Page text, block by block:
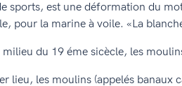
sports, est une déformation du
pour la marine à voile. «La
milieu du 19 éme sicècle, les
lieu, les moulins (appelés banaux